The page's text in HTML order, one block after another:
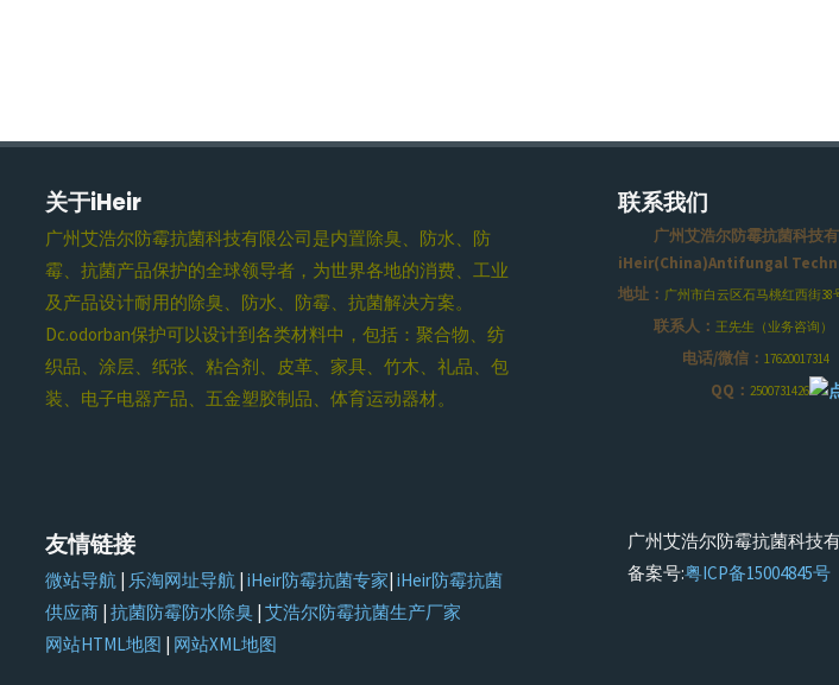
关于iHeir
广州艾浩尔防霉抗菌科技有限公司是内置除臭、防水、防
霉、抗菌产品保护的全球领导者，为世界各地的消费、工业
及产品设计耐用的除臭、防水、防霉、抗菌解决方案。
Dc.odorban保护可以设计到各类材料中，包括：聚合物、纺
织品、涂层、纸张、粘合剂、皮革、家具、竹木、礼品、包
装、电子电器产品、五金塑胶制品、体育运动器材。
联系我们
广州艾浩尔防霉抗菌科技有
iHeir(China)Antifungal
地址： 广州市白云区石马桃红西街38
联系人： 王先生（业务咨询）
电话/微信：17620017314
QQ：2500731426
友情链接
微站导航| 乐淘网址导航| iHeir防霉抗菌专家 iHeir防霉抗菌
供应商| 抗菌防霉防水除臭| 艾浩尔防霉抗菌生产厂家
网站HTML地图
网站XML地图
广州艾浩尔防霉抗菌科技
备案号:粤ICP备15004845号